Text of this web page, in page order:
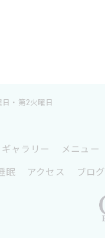
・第2火曜日
ギャラリー メニュー
眠 アクセス ブログ